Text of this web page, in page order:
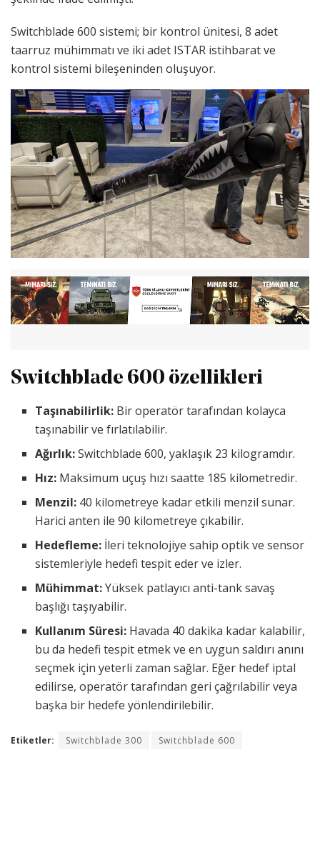
Switchblade 600 sistemi; bir kontrol ünitesi, 8 adet
taarruz mühimmatı ve iki adet ISTAR istihbarat ve
kontrol sistemi bileşeninden oluşuyor.
Switchblade 600 özellikleri
Taşınabilirlik: Bir operatör tarafından kolayca
taşınabilir ve fırlatılabilir.
Ağırlık:Switchblade 600, yaklaşık 23 kilogramdır.
Hız: Maksimum uçuş hızı saatte 185 kilometredir.
Menzil: 40 kilometreye kadar etkili menzil sunar.
Harici anten ile 90 kilometreye çıkabilir.
Hedefleme: İleri teknolojiye sahip optik ve sensor
sistemleriyle hedefi tespit eder ve izler.
Mühimmat:Yüksek patlayıcı anti-tank savaş
başlığı taşıyabilir.
Kullanım Süresi: Havada 40 dakika kadar kalabilir,
bu da hedefi tespit etmek ve en uygun saldırı anını
seçmek için yeterli zaman sağlar. Eğer hedef iptal
edilirse, operatör tarafından geri çağrılabilir veya
başka bir hedefe yönlendirilebilir.
Etiketler: Switchblade 300 Switchblade 600